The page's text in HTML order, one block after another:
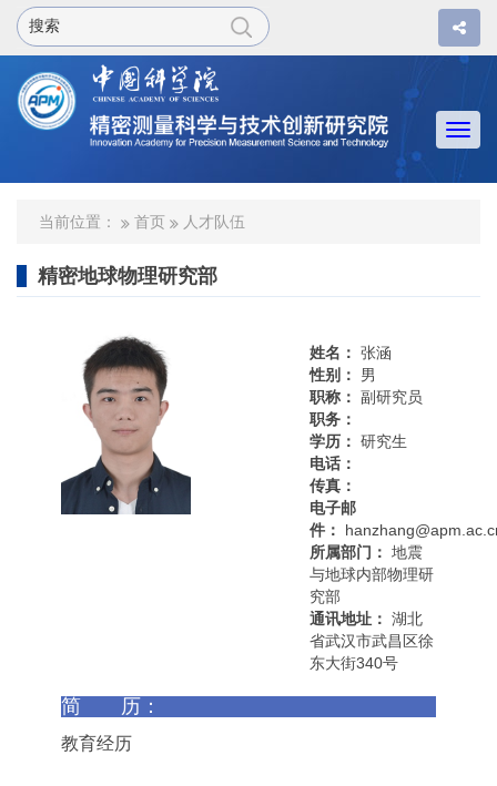
当前位置： 首页 人才队伍
精密地球物理研究部
姓名： 张涵
性别：
男
职称： 副研究员
职务：
学历： 研究生
电话：
传真：
电子邮
件：
所属部门： 地震
与地球内部物理研
究部
通讯地址： 湖北
省武汉市武昌区徐
东大街340号
简 历：
教育经历